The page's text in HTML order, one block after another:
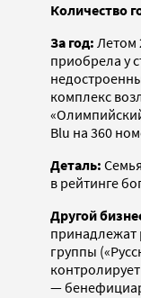
Количество
За год: Летом
приобрела у
комплекс
Blu на 360
Деталь:
в рейтинге
Другой
принадлежат
группы
—